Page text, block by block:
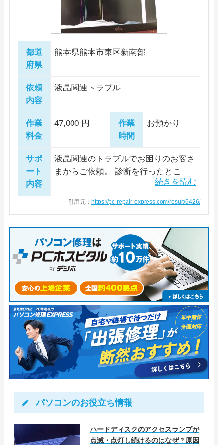
再発の恐れがありますので、バックア
ップをお願いします。データが無事だ
ったことが幸いでした。
都道
府県
熊本県熊本市東区新南部
依頼
内容
液晶関連トラブル
作業
料金
47,000 円
作業
時間
お預かり
サポ
ート
内容
液晶関連のトラブルでお困りのお客さ
まからご依頼。 診断を行ったとこ
ろ、液晶パネルの物理的損傷が確認で
きましたが、外部出力では異常はあり
れることを確認して作業完了とさせて
いただきました。
引用元： https://pc-repair-express.com/result/6426/
パソコンのお役立ち情報
ハードディスクのアクセスランプが
点滅・点灯し続けるのはなぜ？原因